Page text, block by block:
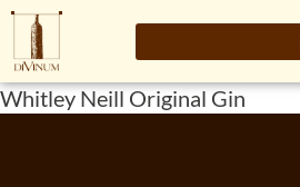
Whitley Neill Original Gin